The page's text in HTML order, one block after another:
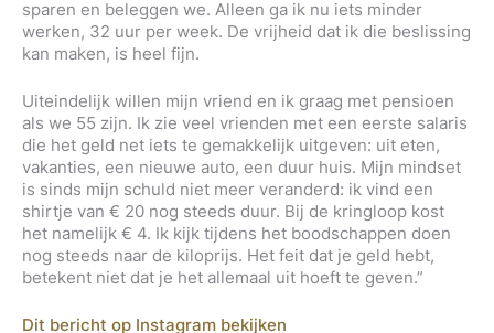
sparen en beleggen we. Alleen ga ik nu iets minder
werken, 32 uur per week. De vrijheid dat ik die beslissing
kan maken, is heel fijn.
Uiteindelijk willen mijn vriend en ik graag met pensioen
als we 55 zijn. Ik zie veel vrienden met een eerste salaris
die het geld net iets te gemakkelijk uitgeven: uit eten,
vakanties, een nieuwe auto, een duur huis. Mijn mindset
is sinds mijn schuld niet meer veranderd: ik vind een
shirtje van € 20 nog steeds duur. Bij de kringloop kost
het namelijk € 4. Ik kijk tijdens het boodschappen doen
nog steeds naar de kiloprijs. Het feit dat je geld hebt,
betekent niet dat je het allemaal uit hoeft te geven.”
Dit bericht op Instagram bekijken